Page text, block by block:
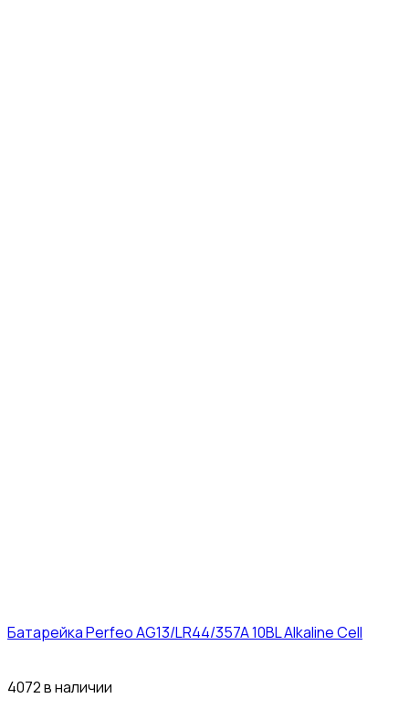
Батарейка Perfeo AG13/LR44/357A 10BL Alkaline Cell
4072 в наличии